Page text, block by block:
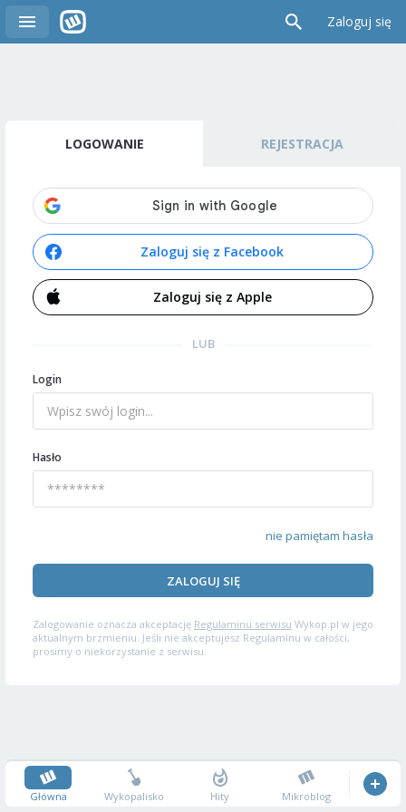
Zaloguj się
LOGOWANIE REJESTRACJA
Zaloguj się z Facebook
Zaloguj się z Apple
LUB
Login
Hasło
nie pamiętam hasła
ZALOGUJ SIĘ
Zalogowanie oznacza akceptację Regulaminu serwisu Wykop.pl w jego
aktualnym brzmieniu. Jeśli nie akceptujesz Regulaminu w całości,
prosimy o niekorzystanie z serwisu.
Główna Wykopalisko Hity Mikroblog